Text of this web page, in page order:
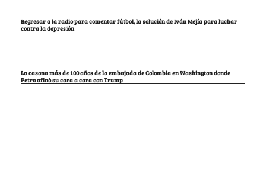
Regresar a la radio para comentar fútbol, la solución de Iván Mejía para luchar
contra la depresión
La casona más de 100 años de la embajada de Colombia en Washington donde
Petro afinó su cara a cara con Trump